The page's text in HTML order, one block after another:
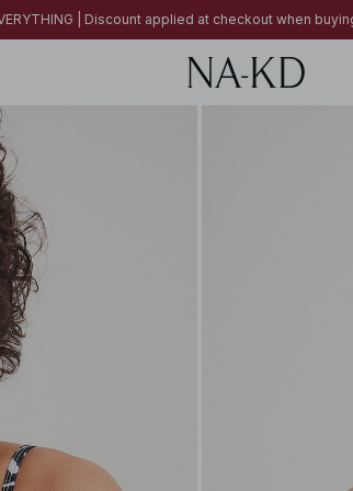
| Discount applied at checkout when